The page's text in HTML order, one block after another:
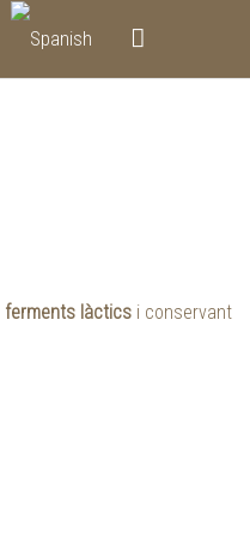
Cerca
ferments làctics i conservant